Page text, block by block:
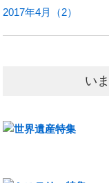
2017年4月（2）
い